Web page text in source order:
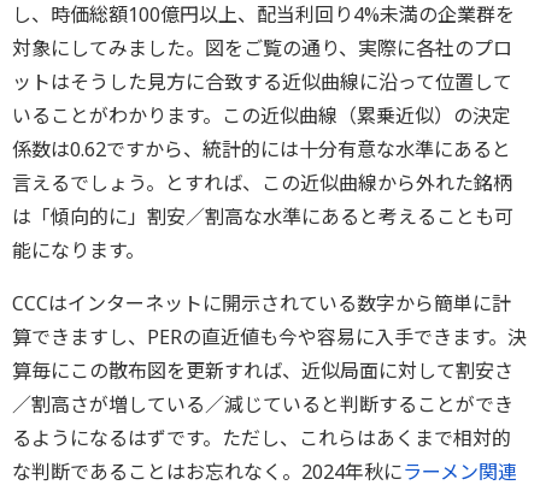
し、時価総額100億円以上、配当利回り4%未満の企業群を
対象にしてみました。図をご覧の通り、実際に各社のプロ
ットはそうした見方に合致する近似曲線に沿って位置して
いることがわかります。この近似曲線（累乗近似）の決定
係数は0.62ですから、統計的には十分有意な水準にあると
言えるでしょう。とすれば、この近似曲線から外れた銘柄
は「傾向的に」割安／割高な水準にあると考えることも可
能になります。
CCCはインターネットに開示されている数字から簡単に計
算できますし、PERの直近値も今や容易に入手できます。決
算毎にこの散布図を更新すれば、近似局面に対して割安さ
／割高さが増している／減じていると判断することができ
るようになるはずです。ただし、これらはあくまで相対的
な判断であることはお忘れなく。2024年秋にラーメン関連